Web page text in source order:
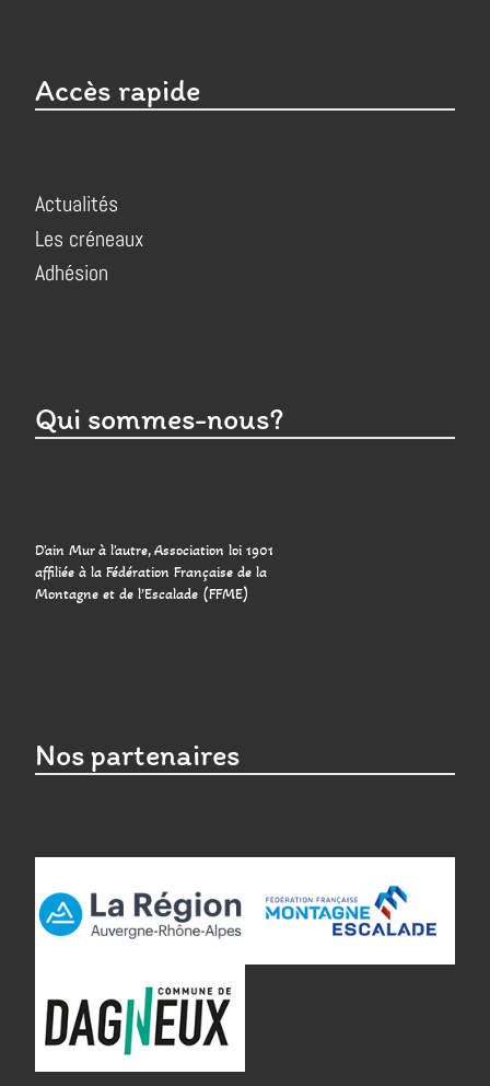
Accès rapide
Actualités
Les créneaux
Adhésion
Qui sommes-nous?
D'ain Mur à l'autre, Association loi 1901
affiliée à la Fédération Française de la
Montagne et de l’Escalade (FFME)
Nos partenaires